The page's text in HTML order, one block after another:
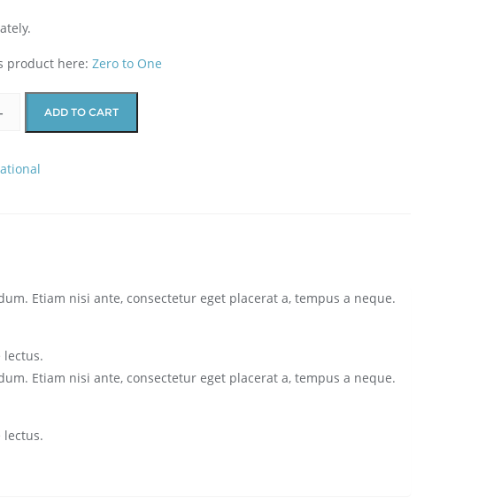
product here: Zero to One
ADD TO CART
Etiam nisi ante, consectetur eget placerat a, tempus a neque.
Etiam nisi ante, consectetur eget placerat a, tempus a neque.